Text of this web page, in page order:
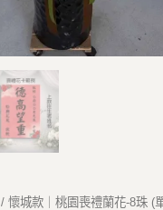
/ 懷城款｜桃園喪禮蘭花-8珠 (